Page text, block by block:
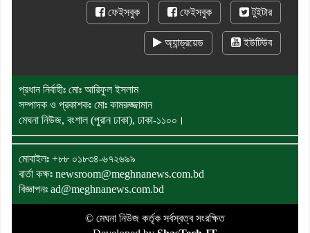
ফেইসবুক ফেইসবুক টুইটার
অ্যান্ড্রয়েড ইউটিউব
প্রধান নির্বাহীঃ মোঃ আরিফুল ইসলাম
সম্পাদক ও প্রকাশকঃ মোঃ কামরুজ্জামান
মেঘনা নিউজ, বংশাল (পুরান ঢাকা), ঢাকা-১১০০।
মোবাইলঃ +৮৮ ০১৮৩৪-৬৭২৬৯৯
বার্তা কক্ষঃ newsroom@meghnanews.com.bd
বিজ্ঞাপনঃ ad@meghnanews.com.bd
© মেঘনা নিউজ কর্তৃক সর্বস্বত্ব সংরক্ষিত